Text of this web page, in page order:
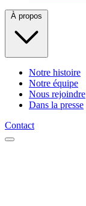
Notre histoire
Notre équipe
Nous rejoindre
Dans la presse
Contact